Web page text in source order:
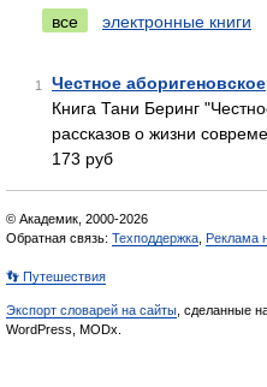
все
электронные книги
1 Честное аборигеновское
Книга Тани Беринг
рассказов о жизни
173 руб
© Академик, 2000-2026
Обратная связь: Техподдержка Реклама
👣 Путешествия
Экспорт словарей на сайты , сделанные
WordPress, MODx.